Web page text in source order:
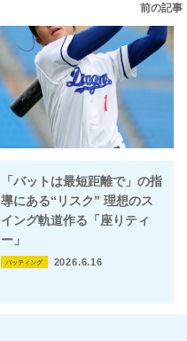
前の記事
「バットは最短距離で」の指
導にある“リスク” 理想のス
イング軌道作る「座りティ
ー」
バッティング 2026.6.16